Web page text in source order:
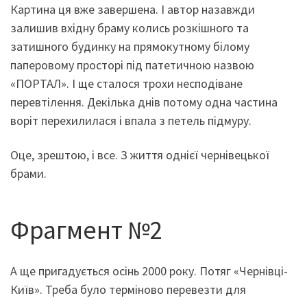
Картина ця вже завершена. І автор назавжди
залишив вхідну браму колись розкішного та
затишного будинку на прямокутному білому
паперовому просторі під патетичною назвою
«ПОРТАЛ». І ще сталося трохи несподіване
перевтілення. Декілька днів потому одна частина
воріт перехилилася і впала з петель підмуру.
Оце, зрештою, і все. З життя однієї чернівецької
брами.
Фрагмент №2
А ще пригадується осінь 2000 року. Потяг «Чернівці-
Київ». Треба було терміново перевезти для